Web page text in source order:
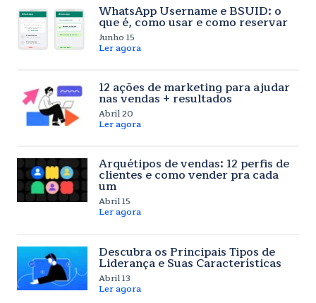
WhatsApp Username e BSUID: o
que é, como usar e como reservar
Junho 15
Ler agora
12 ações de marketing para ajudar
nas vendas + resultados
Abril 20
Ler agora
Arquétipos de vendas: 12 perfis de
clientes e como vender pra cada
um
Abril 15
Ler agora
Descubra os Principais Tipos de
Liderança e Suas Características
Abril 13
Ler agora